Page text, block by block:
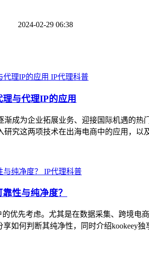
2024-02-29 06:38
IP代理科普
理与代理IP的应用
成为企业拓展业务、迎接国际机遇的
究这两项技术在出海电商中的应用，
IP代理科普
性与纯净度？
优先考虑。尤其是在数据采集、跨境电
如何判断其纯净性，同时介绍kookeey